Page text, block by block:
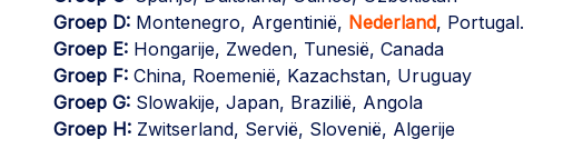
Groep D: Montenegro, Argentinië, Nederland, Portugal.
Groep E: Hongarije, Zweden, Tunesië, Canada
Groep F: China, Roemenië, Kazachstan, Uruguay
Groep G: Slowakije, Japan, Brazilië, Angola
Groep H: Zwitserland, Servië, Slovenië, Algerije